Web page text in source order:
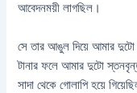
আবেদনময়ী লাগছিল।
সে তার আঙুল দিয়ে আমার
টানার ফলে আমার দুটো
সাদা থেকে গোলাপি হয়ে